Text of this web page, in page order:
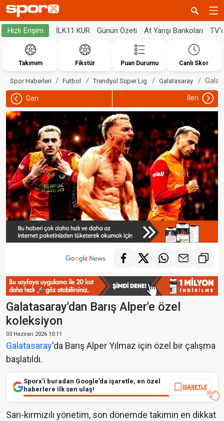
Hızlı Erişim İLK11 KUR Günün Özeti At Yarışı Bankoları
Takımım Fikstür Puan Durumu Canlı Skor
Spor Haberleri Futbol Trendyol Süper Lig Galatasaray
Geri İleri
Galatasaray'dan Barış Alper'e özel
koleksiyon
03 Haziran 2026 10:11
Galatasaray'da Barış Alper Yılmaz için özel bir çalışma
başlatıldı.
Sporx’i buradan Google’da işaretle, en özel
haberlere ilk sen ulaş!
İŞARETLE
Sarı-kırmızılı yönetim, son dönemde takımın en dikkat